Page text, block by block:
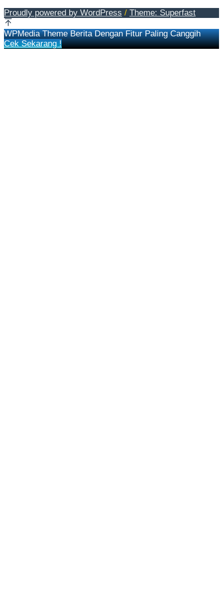
Proudly powered by WordPress / Theme: Superfast
WPMedia Theme Berita Dengan Fitur Paling Canggih
Cek Sekarang !